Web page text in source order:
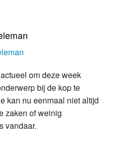
om deze week
bij de kop te
kan nu eenmaal niet altijd
zaken of weinig
vandaar.